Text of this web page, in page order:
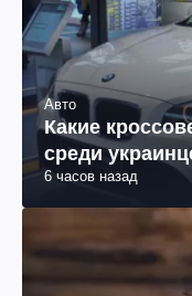
Авто
Какие
среди
6 часов назад